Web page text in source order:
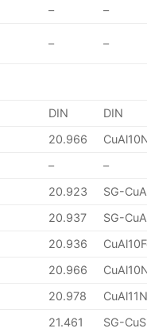
– –
– –
DIN
DIN
20.966
–
–
20.923
SG-
20.937
SG-
20.936
20.966
20.978
21.461 SG-